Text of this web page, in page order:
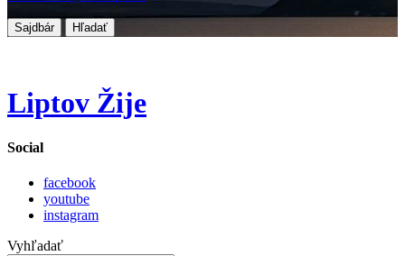
Sajdbár Hľadať
Liptov Žije
Social
facebook
youtube
instagram
Vyhľadať